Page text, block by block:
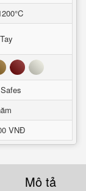
Đỏ Trắng
VNĐ
Mô tả